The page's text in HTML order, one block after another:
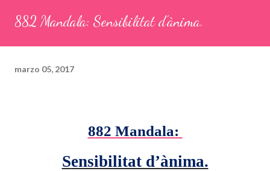
882 Mandala: Sensibilitat d’ànima.
marzo 05, 2017
882 Mandala:
Sensibilitat d’ànima.